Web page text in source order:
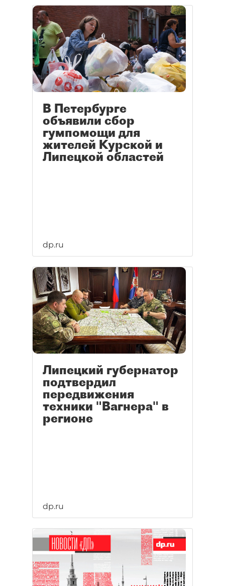
В Петербурге
объявили сбор
гумпомощи для
жителей Курской и
Липецкой областей
dp.ru
Липецкий губернатор
подтвердил
передвижения
техники "Вагнера" в
регионе
dp.ru